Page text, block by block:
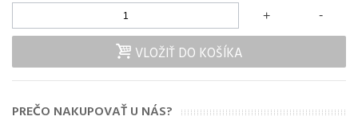
-
+
VLOŽIŤ DO KOŠÍKA
PREČO NAKUPOVAŤ U NÁS?